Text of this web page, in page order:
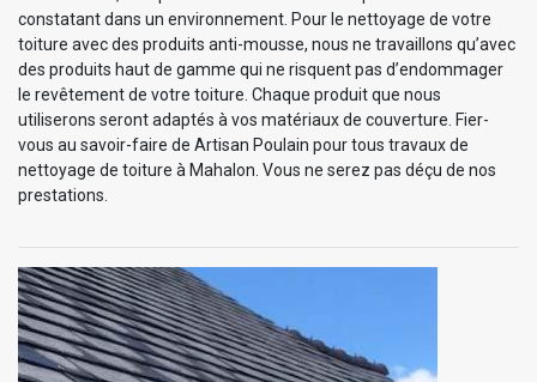
constatant dans un environnement. Pour le nettoyage de votre
toiture avec des produits anti-mousse, nous ne travaillons qu’avec
des produits haut de gamme qui ne risquent pas d’endommager
le revêtement de votre toiture. Chaque produit que nous
utiliserons seront adaptés à vos matériaux de couverture. Fier-
vous au savoir-faire de Artisan Poulain pour tous travaux de
nettoyage de toiture à Mahalon. Vous ne serez pas déçu de nos
prestations.